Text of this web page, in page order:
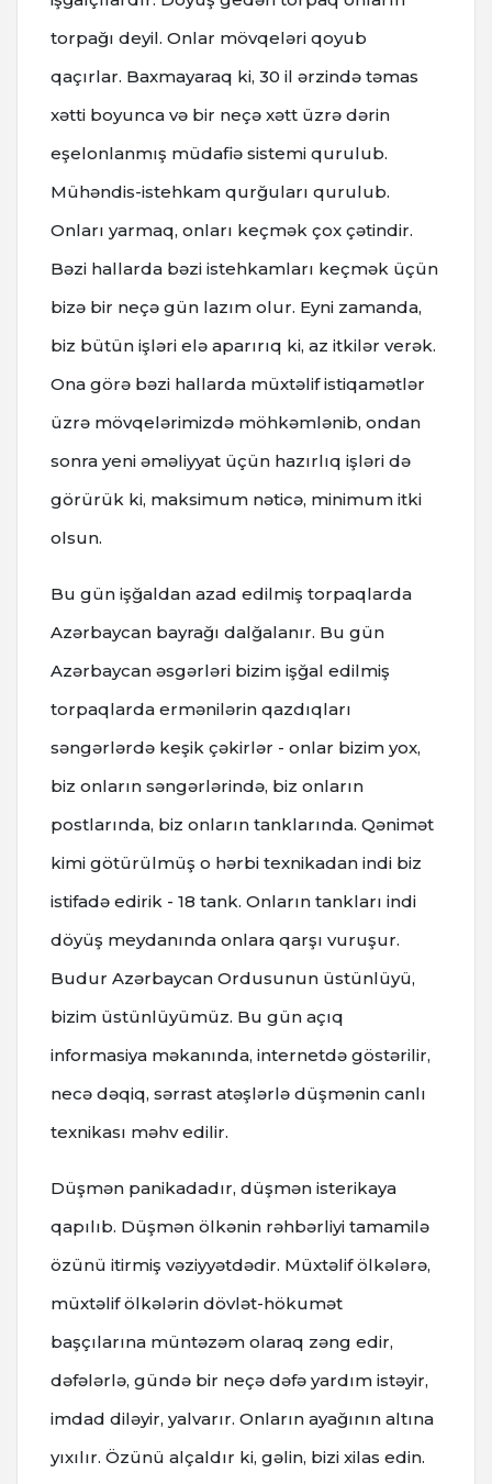
torpağı deyil. Onlar mövqeləri qoyub
qaçırlar. Baxmayaraq ki, 30 il ərzində təmas
xətti boyunca və bir neçə xətt üzrə dərin
eşelonlanmış müdafiə sistemi qurulub.
Mühəndis-istehkam qurğuları qurulub.
Onları yarmaq, onları keçmək çox çətindir.
Bəzi hallarda bəzi istehkamları keçmək üçün
bizə bir neçə gün lazım olur. Eyni zamanda,
biz bütün işləri elə aparırıq ki, az itkilər verək.
Ona görə bəzi hallarda müxtəlif istiqamətlər
üzrə mövqelərimizdə möhkəmlənib, ondan
sonra yeni əməliyyat üçün hazırlıq işləri də
görürük ki, maksimum nəticə, minimum itki
olsun.
Bu gün işğaldan azad edilmiş torpaqlarda
Azərbaycan bayrağı dalğalanır. Bu gün
Azərbaycan əsgərləri bizim işğal edilmiş
torpaqlarda ermənilərin qazdıqları
səngərlərdə keşik çəkirlər - onlar bizim yox,
biz onların səngərlərində, biz onların
postlarında, biz onların tanklarında. Qənimət
kimi götürülmüş o hərbi texnikadan indi biz
istifadə edirik - 18 tank. Onların tankları indi
döyüş meydanında onlara qarşı vuruşur.
Budur Azərbaycan Ordusunun üstünlüyü,
bizim üstünlüyümüz. Bu gün açıq
informasiya məkanında, internetdə göstərilir,
necə dəqiq, sərrast atəşlərlə düşmənin canlı
texnikası məhv edilir.
Düşmən panikadadır, düşmən isterikaya
qapılıb. Düşmən ölkənin rəhbərliyi tamamilə
özünü itirmiş vəziyyətdədir. Müxtəlif ölkələrə,
müxtəlif ölkələrin dövlət-hökumət
başçılarına müntəzəm olaraq zəng edir,
dəfələrlə, gündə bir neçə dəfə yardım istəyir,
imdad diləyir, yalvarır. Onların ayağının altına
yıxılır. Özünü alçaldır ki, gəlin, bizi xilas edin.